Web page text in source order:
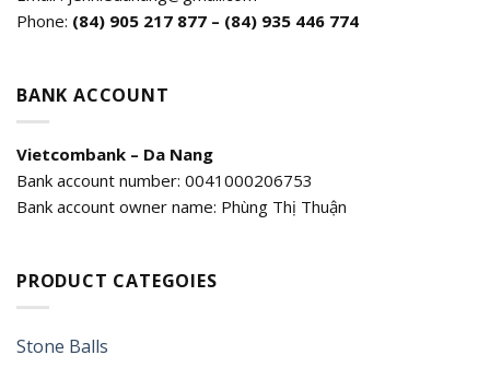
Phone: (84) 905 217 877 – (84) 935 446 774
BANK ACCOUNT
Vietcombank – Da Nang
Bank account number: 0041000206753
Bank account owner name: Phùng Thị Thuận
PRODUCT CATEGOIES
Stone Balls